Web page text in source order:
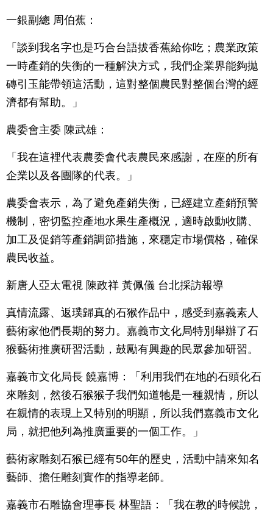
一銀副總 周伯蕉：
「談到我名字也是巧合台語拔香蕉給你吃；農業政策
一時產銷的失衡的一種解決方式，我們企業界能夠拋
磚引玉能帶領這活動，這對整個農民對整個台灣的經
濟都有幫助。」
農委會主委 陳武雄：
「我在這裡代表農委會代表農民來感謝，在座的所有
企業以及各團隊的代表。」
農委會表示，為了避免產銷失衡，已經建立產銷預警
機制，密切監控產地水果生產概況，適時啟動收購、
加工及促銷等產銷調節措施，來穩定市場價格，確保
農民收益。
新唐人亞太電視 陳政祥 黃佩儀 台北採訪報導
真情流露、返璞歸真的石猴作品中，感受到嘉義素人
藝術家他們長期的努力。嘉義市文化局特別舉辦了石
猴藝術推廣研習活動，鼓勵有興趣的民眾參加研習。
嘉義市文化局長 饒嘉博：「利用我們在地的石頭化石
來雕刻，然後石猴猴子我們知道牠是一種親情，所以
在親情的表現上又特別的明顯，所以我們嘉義市文化
局，就把他列為推廣重要的一個工作。」
藝術家雕刻石猴已經有50年的歷史，活動中請來知名
藝師、擔任雕刻實作的指導老師。
嘉義市石雕協會理事長 林聖語：「我在教的時候說，